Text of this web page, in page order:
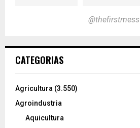
@thefirstmess
CATEGORIAS
Agricultura (3.550)
Agroindustria
Aquicultura